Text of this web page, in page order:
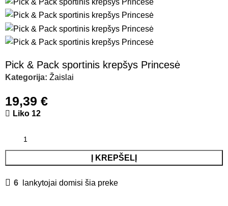
Pick & Pack sportinis krepšys Princesė
Kategorija: Žaislai
19,39€
Liko 12
Į KREPŠELĮ
6 lankytojai domisi šia preke